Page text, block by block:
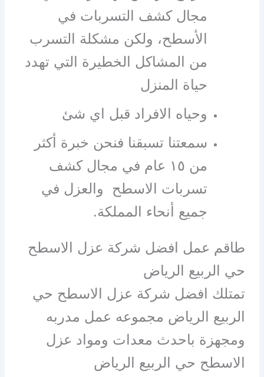
مجال كشف التسربات في
الأسطح، ولكن مشكلة التسرب
من المشاكل الخطيرة التي تهدد
حياة المنزل
وحياه الافراد قبل اي شئ
سمعتنا تسبقنا فنحن خبرة أكثر
من ١٥ عام في مجال كشف
تسربات الاسطح والعزل في
جميع أنحاء المملكة.
طاقم عمل افضل شركة عزل الاسطح
حي الربيع الرياض
تمتلك افضل شركة عزل الاسطح حي
الربيع الرياض مجموعه عمل مدربه
ومجهزة باحدث معدات ومواد عزل
الاسطح حي الربيع الرياض